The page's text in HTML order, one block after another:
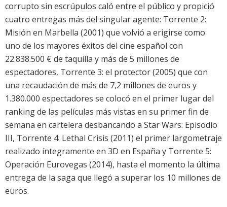
corrupto sin escrúpulos caló entre el público y propició
cuatro entregas más del singular agente: Torrente 2:
Misión en Marbella (2001) que volvió a erigirse como
uno de los mayores éxitos del cine español con
22.838.500 € de taquilla y más de 5 millones de
espectadores, Torrente 3: el protector (2005) que con
una recaudación de más de 7,2 millones de euros y
1.380.000 espectadores se colocó en el primer lugar del
ranking de las películas más vistas en su primer fin de
semana en cartelera desbancando a Star Wars: Episodio
III, Torrente 4: Lethal Crisis (2011) el primer largometraje
realizado íntegramente en 3D en España y Torrente 5:
Operación Eurovegas (2014), hasta el momento la última
entrega de la saga que llegó a superar los 10 millones de
euros.